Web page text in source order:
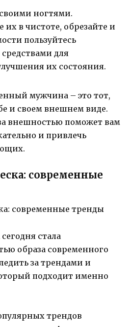
ногтями.
в чистоте, обрезайте и
пользуйтесь
для
их состояния.
мужчина – это тот,
и своем внешнем виде.
внешностью поможет вам
и привлечь
современные
стала
образа современного
за трендами и
подходит именно
трендов